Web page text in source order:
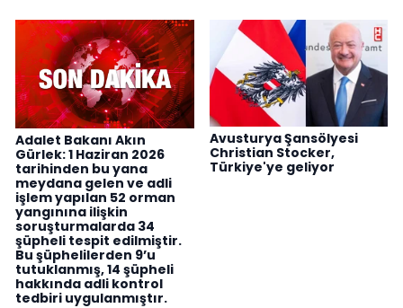
Adalet Bakanı Akın
Gürlek: 1 Haziran 2026
tarihinden bu yana
meydana gelen ve adli
işlem yapılan 52 orman
yangınına ilişkin
soruşturmalarda 34
şüpheli tespit edilmiştir.
Bu şüphelilerden 9’u
tutuklanmış, 14 şüpheli
hakkında adli kontrol
tedbiri uygulanmıştır.
Avusturya Şansölyesi
Christian Stocker,
Türkiye'ye geliyor